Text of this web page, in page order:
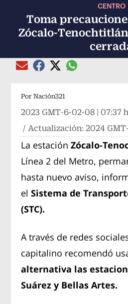
CENTRO
Toma
Zócalo-
Compartir el artículo actual
Compartir el artículo actual
Compartir el artículo
Compartir el
Por Nación321
2023 GMT-6-02-08 | 07:37
/ Actualización:2024
La estaciónZócalo-
Línea 2 del Metro,
hasta nuevo aviso,
el Sistema de
(STC).
A través de redes
capitalino recomendó
alternativa las
Suárez y Bellas Artes.